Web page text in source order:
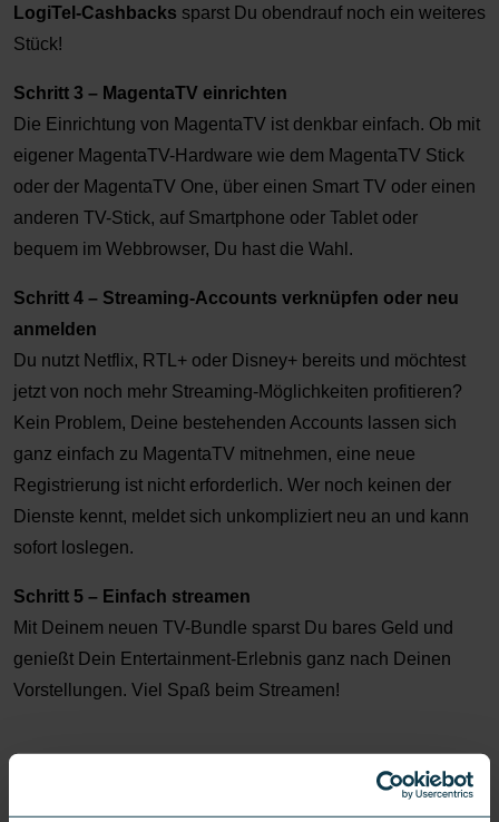
LogiTel-Cashbacks sparst Du obendrauf noch ein weiteres
Stück!
Schritt 3 – MagentaTV einrichten
Die Einrichtung von MagentaTV ist denkbar einfach. Ob mit
eigener MagentaTV-Hardware wie dem MagentaTV Stick
oder der MagentaTV One, über einen Smart TV oder einen
anderen TV-Stick, auf Smartphone oder Tablet oder
bequem im Webbrowser, Du hast die Wahl.
Schritt 4 – Streaming-Accounts verknüpfen oder neu
anmelden
Du nutzt Netflix, RTL+ oder Disney+ bereits und möchtest
jetzt von noch mehr Streaming-Möglichkeiten profitieren?
Kein Problem, Deine bestehenden Accounts lassen sich
ganz einfach zu MagentaTV mitnehmen, eine neue
Registrierung ist nicht erforderlich. Wer noch keinen der
Dienste kennt, meldet sich unkompliziert neu an und kann
sofort loslegen.
Schritt 5 – Einfach streamen
Mit Deinem neuen TV-Bundle sparst Du bares Geld und
genießt Dein Entertainment-Erlebnis ganz nach Deinen
Vorstellungen. Viel Spaß beim Streamen!